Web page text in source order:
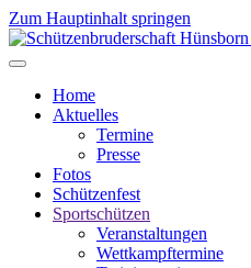
Zum Hauptinhalt springen
Home
Aktuelles
Termine
Presse
Fotos
Schützenfest
Sportschützen
Veranstaltungen
Wettkampftermine